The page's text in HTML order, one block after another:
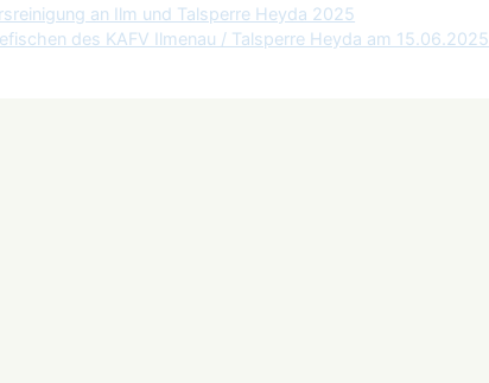
an Ilm und Talsperre Heyda 2025
des KAFV Ilmenau / Talsperre Heyda am 15.06.2025